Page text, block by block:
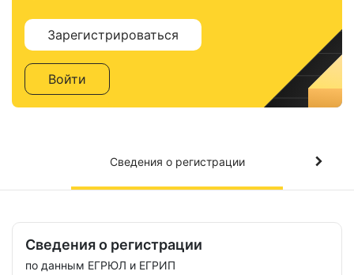
Зарегистрироваться
Войти
Сведения о регистрации
Сведения о регистрации
по данным ЕГРЮЛ и ЕГРИП